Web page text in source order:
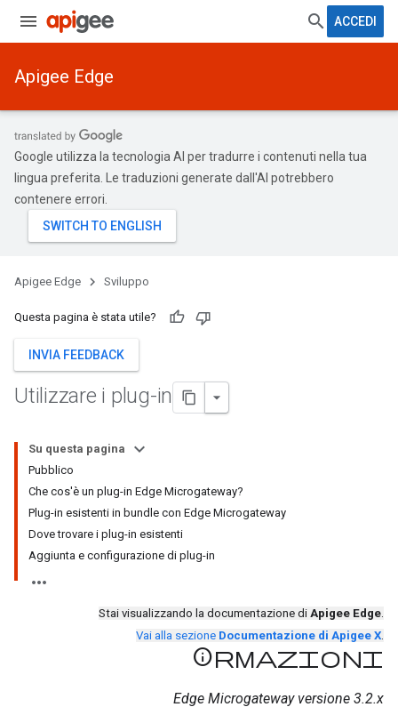
ACCEDI
Apigee Edge
Google utilizza la tecnologia AI per tradurre i contenuti nella tua
lingua preferita. Le traduzioni generate dall'AI potrebbero
contenere errori.
Apigee Edge Sviluppo
Questa pagina è stata utile?
INVIA FEEDBACK
Utilizzare i plug-in
Su questa pagina
Pubblico
Che cos'è un plug-in Edge Microgateway?
Plug-in esistenti in bundle con Edge Microgateway
Dove trovare i plug-in esistenti
Aggiunta e configurazione di plug-in
Stai visualizzando la documentazione di Apigee Edge.
Vai alla sezione Documentazione di Apigee X.
Informazioni
Edge Microgateway versione 3.2.x